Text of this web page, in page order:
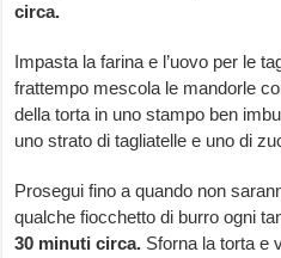
circa.
Impasta la farina e l’uovo per le
frattempo mescola le mandorle
della torta in uno stampo ben
uno strato di tagliatelle e uno di
Prosegui fino a quando non
qualche fiocchetto di burro ogni
30 minuti circa. Sforna la torta e